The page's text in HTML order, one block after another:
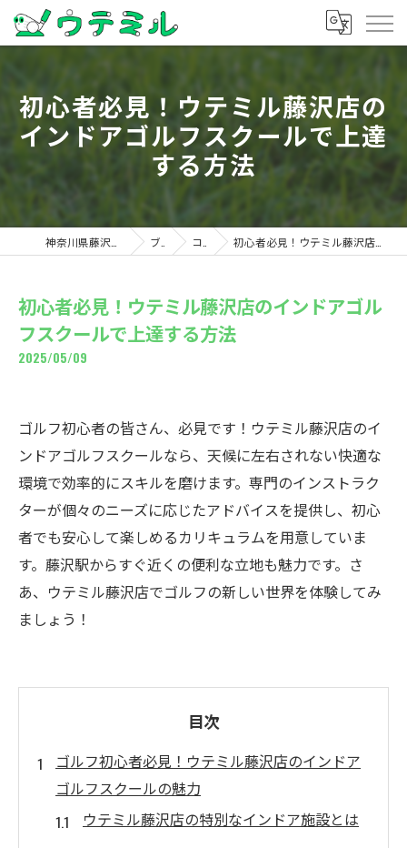
初心者必見！ウテミル藤沢店の
インドアゴルフスクールで上達
する方法
ブログ コラム 初心者必見！ウテミル藤沢店のインドアゴルフスクールで上達する方法
初心者必見！ウテミル藤沢店のインドアゴル
フスクールで上達する方法
2025/05/09
ゴルフ初心者の皆さん、必見です！ウテミル藤沢店のイ
ンドアゴルフスクールなら、天候に左右されない快適な
環境で効率的にスキルを磨けます。専門のインストラク
ターが個々のニーズに応じたアドバイスを提供し、初心
者でも安心して楽しめるカリキュラムを用意していま
す。藤沢駅からすぐ近くの便利な立地も魅力です。さ
あ、ウテミル藤沢店でゴルフの新しい世界を体験してみ
ましょう！
目次
ゴルフ初心者必見！ウテミル藤沢店のインドア
ゴルフスクールの魅力
ウテミル藤沢店の特別なインドア施設とは